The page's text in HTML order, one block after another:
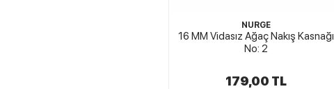
NURGE
16 MM Vidasız Ağaç Nakış Kasnağı
No: 2
179,00 TL